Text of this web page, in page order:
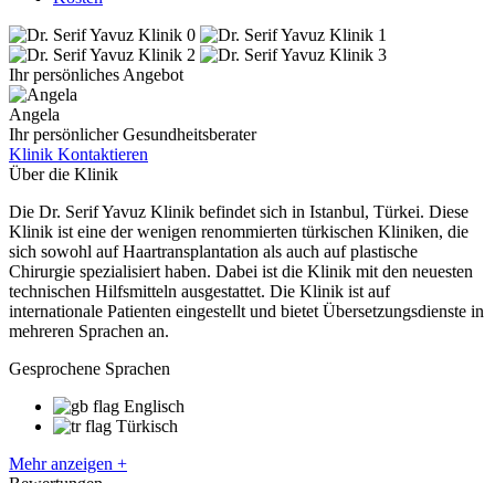
Ihr persönliches Angebot
Angela
Ihr persönlicher Gesundheitsberater
Klinik Kontaktieren
Über die Klinik
Die Dr. Serif Yavuz Klinik befindet sich in Istanbul, Türkei. Diese
Klinik ist eine der wenigen renommierten türkischen Kliniken, die
sich sowohl auf Haartransplantation als auch auf plastische
Chirurgie spezialisiert haben. Dabei ist die Klinik mit den neuesten
technischen Hilfsmitteln ausgestattet. Die Klinik ist auf
internationale Patienten eingestellt und bietet Übersetzungsdienste in
mehreren Sprachen an.
Gesprochene Sprachen
Englisch
Türkisch
Mehr anzeigen +